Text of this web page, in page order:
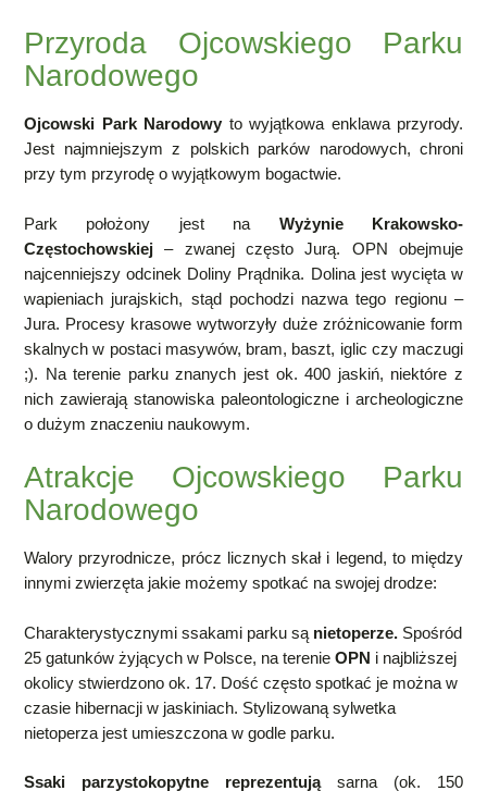
Przyroda Ojcowskiego Parku
Narodowego
Ojcowski Park Narodowy to wyjątkowa enklawa przyrody.
Jest najmniejszym z polskich parków narodowych, chroni
przy tym przyrodę o wyjątkowym bogactwie.
Park położony jest na Wyżynie Krakowsko-
Częstochowskiej – zwanej często Jurą. OPN obejmuje
najcenniejszy odcinek Doliny Prądnika. Dolina jest wycięta w
wapieniach jurajskich, stąd pochodzi nazwa tego regionu –
Jura. Procesy krasowe wytworzyły duże zróżnicowanie form
skalnych w postaci masywów, bram, baszt, iglic czy maczugi
;). Na terenie parku znanych jest ok. 400 jaskiń, niektóre z
nich zawierają stanowiska paleontologiczne i archeologiczne
o dużym znaczeniu naukowym.
Atrakcje Ojcowskiego Parku
Narodowego
Walory przyrodnicze, prócz licznych skał i legend, to między
innymi zwierzęta jakie możemy spotkać na swojej drodze:
Charakterystycznymi ssakami parku są nietoperze. Spośród
25 gatunków żyjących w Polsce, na terenie OPN i najbliższej
okolicy stwierdzono ok. 17. Dość często spotkać je można w
czasie hibernacji w jaskiniach. Stylizowaną sylwetka
nietoperza jest umieszczona w godle parku.
Ssaki parzystokopytne reprezentują sarna (ok. 150